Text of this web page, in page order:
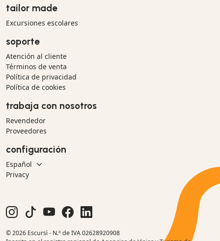
tailor made
Excursiones escolares
soporte
Atención al cliente
Términos de venta
Política de privacidad
Política de cookies
trabaja con nosotros
Revendedor
Proveedores
configuración
Privacy
© 2026 Escursì - N.º de IVA 02628920908